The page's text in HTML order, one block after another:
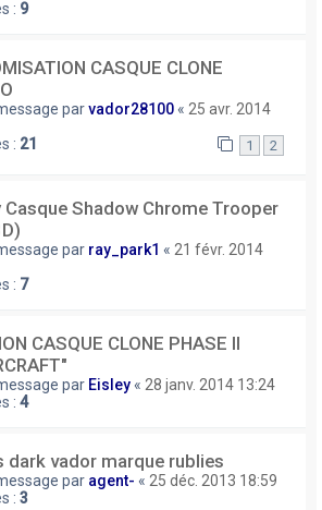
: 9
CASQUE CLONE
parvador28100 « 25 avr. 2014
: 21 1 2
Casque Shadow Chrome Trooper
par ray_park1 « 21 févr. 2014
: 7
CASQUE CLONE PHASE II
par Eisley « 28 janv. 2014 13:24
: 4
dark vador marque rublies
par agent- « 25 déc. 2013 18:59
: 3